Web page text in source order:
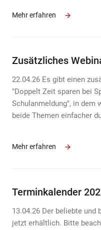
Mehr erfahren
Zusätzliches
22.04.26 Es gibt einen
"Doppelt Zeit sparen bei
Schulanmeldung", in dem
beide Themen einfacher
Mehr erfahren
Terminkalender
13.04.26 Der beliebte
jetzt erhältlich. Bitte